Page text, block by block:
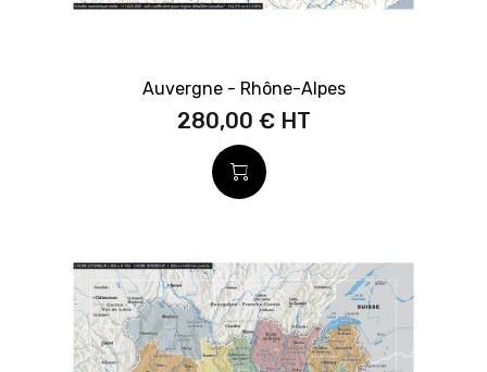
Auvergne - Rhône-Alpes
280,00 €